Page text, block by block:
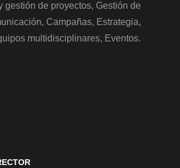
gestión de proyectos, Gestión de
Campañas, Estrategia,
multidisciplinares, Eventos.